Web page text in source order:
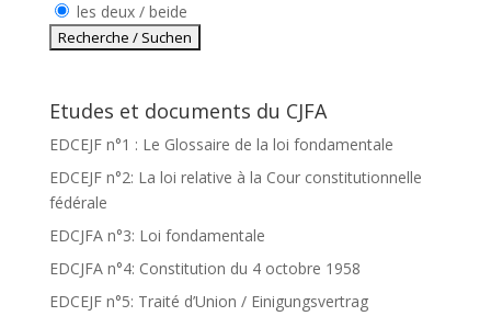
les deux / beide
Etudes et documents du CJFA
EDCEJF n°1 : Le Glossaire de la loi fondamentale
EDCEJF n°2: La loi relative à la Cour constitutionnelle
fédérale
EDCJFA n°3: Loi fondamentale
EDCJFA n°4: Constitution du 4 octobre 1958
EDCEJF n°5: Traité d’Union / Einigungsvertrag